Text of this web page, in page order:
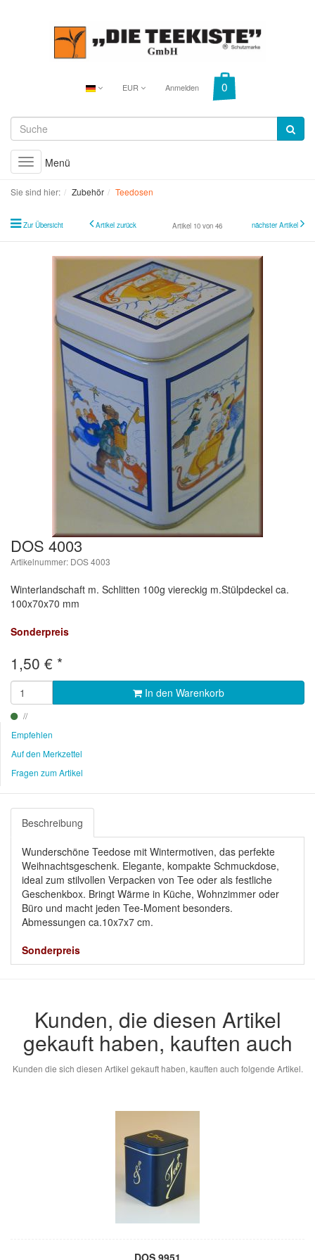
EUR Anmelden
Toggle
navigation
Menü
Sie sind hier: Zubehör Teedosen
Zur Übersicht Artikel zurück Artikel 10 von 46 nächster Artikel
DOS 4003
Artikelnummer: DOS 4003
Winterlandschaft m. Schlitten 100g viereckig m.Stülpdeckel ca.
100x70x70 mm
Sonderpreis
1,50 € *
In den Warenkorb
Empfehlen
Auf den Merkzettel
Fragen zum Artikel
Beschreibung
Wunderschöne Teedose mit Wintermotiven, das perfekte
Weihnachtsgeschenk. Elegante, kompakte Schmuckdose,
ideal zum stilvollen Verpacken von Tee oder als festliche
Geschenkbox. Bringt Wärme in Küche, Wohnzimmer oder
Büro und macht jeden Tee-Moment besonders.
Abmessungen ca.10x7x7 cm.
Sonderpreis
Kunden, die diesen Artikel
gekauft haben, kauften auch
Kunden die sich diesen Artikel gekauft haben, kauften auch folgende Artikel.
DOS 9951